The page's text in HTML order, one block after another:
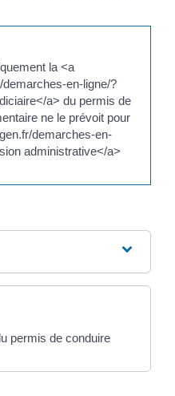
la <a
en-ligne/?
a> du permis de
ne le prévoit pour
demarches-en-
administrative</a>
permis de conduire